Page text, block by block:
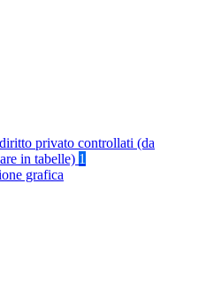
privato controllati (da
in tabelle) 1
grafica